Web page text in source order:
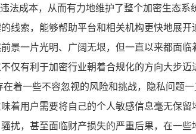
法成本，从而有力地维护了整个加密生态
索，能够帮助平台和相关机构更快地展
景一片光明、广阔无垠，但一直以来都面
仅有利于加密行业朝着合规化的方向大步
着一些不容忽视的风险和挑战，隐私问题
着用户需要将自己的个人敏感信息毫无保
扰，甚至面临财产损失的严重后果，在一